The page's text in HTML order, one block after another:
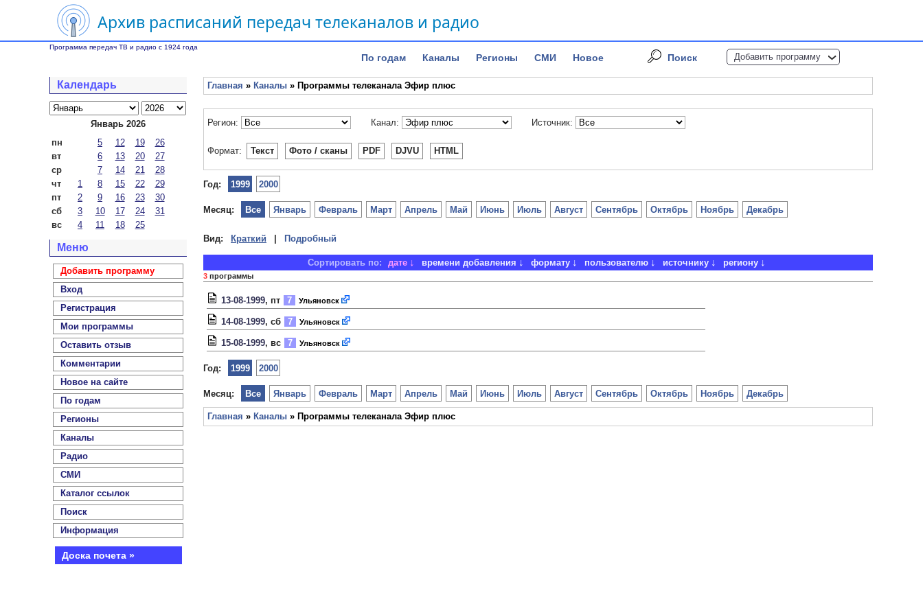
Архив расписаний передач телеканалов и радио
Программа передач ТВ и радио с 1924 года
По годам Каналы Регионы СМИ Новое Поиск Добавить программу
Календарь
Январь 2026
пн
5 12 19
26
вт
6 13 20
27
ср
7 14 21
28
чт
1 8 15 22
29
пт
2 9 16 23
30
сб
3 10 17 24
31
вс
4 11 18 25
Меню
Добавить программу
Вход
Регистрация
Мои программы
Оставить отзыв
Комментарии
Новое на сайте
По годам
Регионы
Каналы
Радио
СМИ
Каталог ссылок
Поиск
Информация
Доска почета »
Главная » Каналы » Программы телеканала Эфир плюс
Регион: Канал: Источник:
Формат: Текст Фото / сканы PDF DJVU HTML
Год: 1999 2000
Месяц: Январь Февраль Март Апрель Май Июнь Июль Август Сентябрь Октябрь Ноябрь Декабрь
Все
Вид: Краткий Подробный
Сортировать по: дате времени добавления формату пользователю источнику региону
3 программы
13-08-1999, пт 7 Ульяновск
14-08-1999, сб 7 Ульяновск
15-08-1999, вс 7 Ульяновск
Год: 1999 2000
Месяц: Январь Февраль Март Апрель Май Июнь Июль Август Сентябрь Октябрь Ноябрь Декабрь
Все
Главная » Каналы » Программы телеканала Эфир плюс